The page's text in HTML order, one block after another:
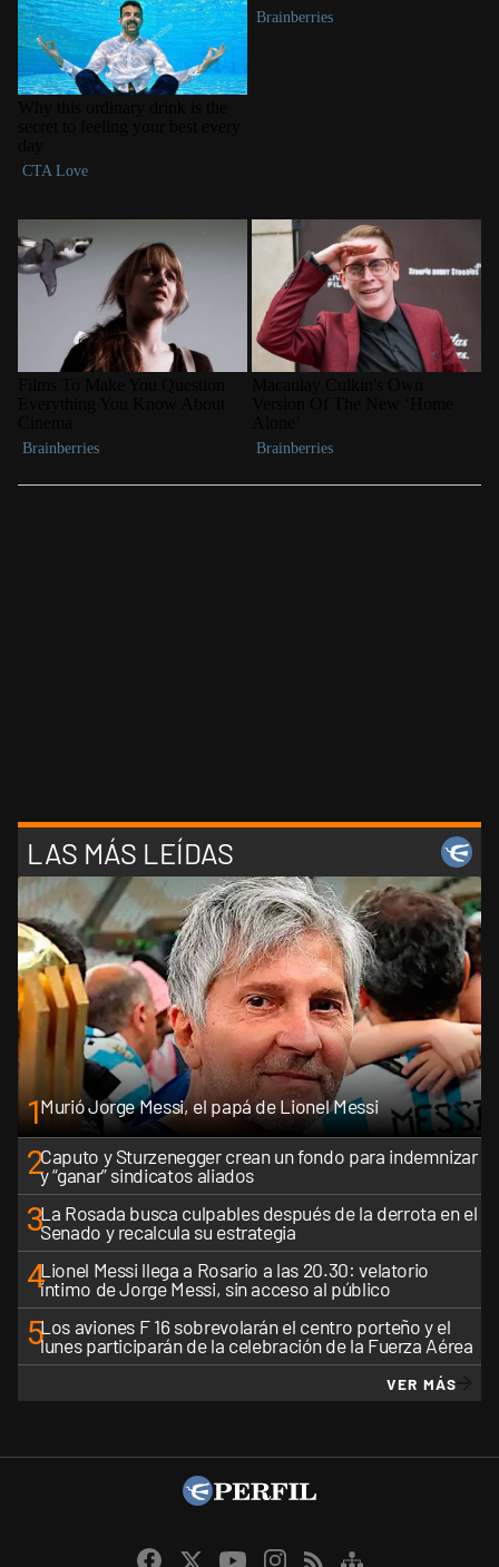
LAS MÁS LEÍDAS
1Murió Jorge Messi, el papá de Lionel Messi
2Caputo y Sturzenegger crean un fondo para indemnizar
y “ganar” sindicatos aliados
3La Rosada busca culpables después de la derrota en el
Senado y recalcula su estrategia
4Lionel Messi llega a Rosario a las 20.30: velatorio
íntimo de Jorge Messi, sin acceso al público
5Los aviones F 16 sobrevolarán el centro porteño y el
lunes participarán de la celebración de la Fuerza Aérea
VER MÁS